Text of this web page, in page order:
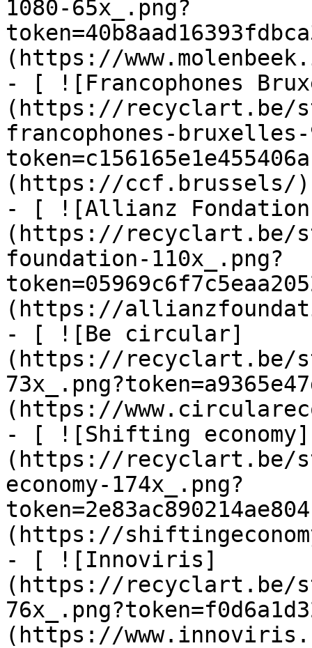
1080-65x_.png?
(https://
- [ ![Francophones
(https://recyclart.be/
francophones-bruxelles-
(https://ccf.brussels/)
- [ ![Allianz
(https://recyclart.be/
foundation-110x_.png?
(https://
- [ ![Be circular]
(https://recyclart.be/
(https://
- [ ![Shifting economy]
(https://recyclart.be/
economy-174x_.png?
(https://
- [ ![Innoviris]
(https://recyclart.be/
(https://